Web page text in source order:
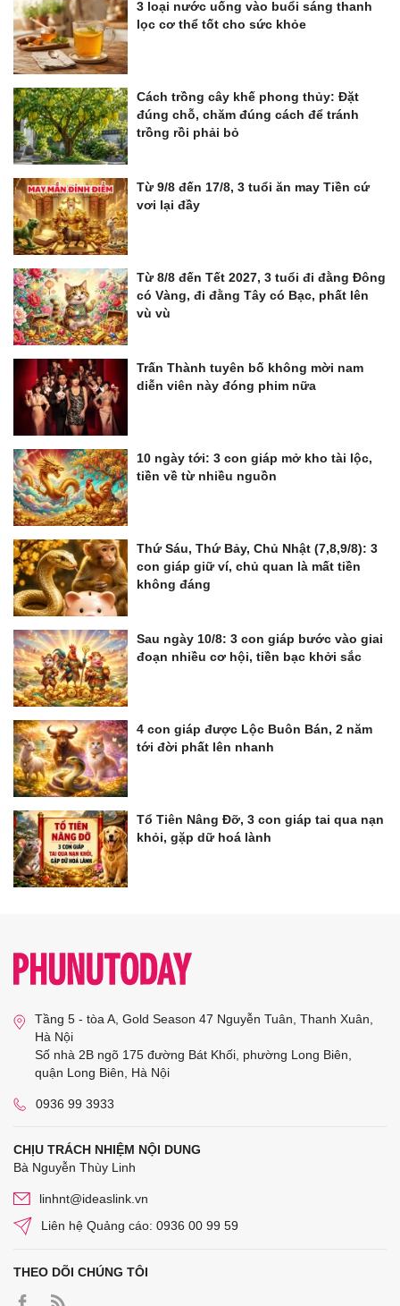
3 loại nước uống vào buổi sáng thanh
lọc cơ thể tốt cho sức khỏe
Cách trồng cây khế phong thủy: Đặt
đúng chỗ, chăm đúng cách để tránh
trồng rồi phải bỏ
Từ 9/8 đến 17/8, 3 tuổi ăn may Tiền cứ
vơi lại đầy
Từ 8/8 đến Tết 2027, 3 tuổi đi đằng Đông
có Vàng, đi đằng Tây có Bạc, phất lên
vù vù
Trấn Thành tuyên bố không mời nam
diễn viên này đóng phim nữa
10 ngày tới: 3 con giáp mở kho tài lộc,
tiền về từ nhiều nguồn
Thứ Sáu, Thứ Bảy, Chủ Nhật (7,8,9/8): 3
con giáp giữ ví, chủ quan là mất tiền
không đáng
Sau ngày 10/8: 3 con giáp bước vào giai
đoạn nhiều cơ hội, tiền bạc khởi sắc
4 con giáp được Lộc Buôn Bán, 2 năm
tới đời phất lên nhanh
Tổ Tiên Nâng Đỡ, 3 con giáp tai qua nạn
khỏi, gặp dữ hoá lành
Tầng 5 - tòa A, Gold Season 47 Nguyễn Tuân, Thanh Xuân,
Hà Nội
Số nhà 2B ngõ 175 đường Bát Khối, phường Long Biên,
quận Long Biên, Hà Nội
0936 99 3933
CHỊU TRÁCH NHIỆM NỘI DUNG
Bà Nguyễn Thùy Linh
linhnt@ideaslink.vn
Liên hệ Quảng cáo: 0936 00 99 59
THEO DÕI CHÚNG TÔI